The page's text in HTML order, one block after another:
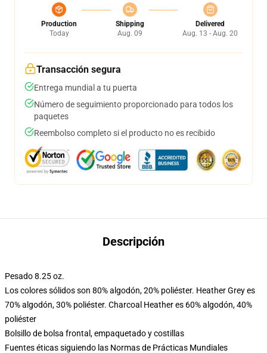
Production
Today
Shipping
Aug. 09
Delivered
Aug. 13 - Aug. 20
Transacción segura
Entrega mundial a tu puerta
Número de seguimiento proporcionado para todos los
paquetes
Reembolso completo si el producto no es recibido
Descripción
Pesado 8.25 oz.
Los colores sólidos son 80% algodón, 20% poliéster. Heather Grey es
70% algodón, 30% poliéster. Charcoal Heather es 60% algodón, 40%
poliéster
Bolsillo de bolsa frontal, empaquetado y costillas
Fuentes éticas siguiendo las Normas de Prácticas Mundiales